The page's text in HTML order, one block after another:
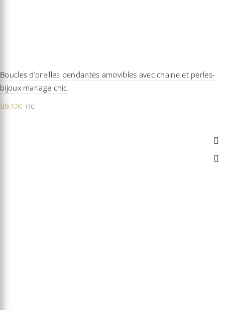
Boucles d’oreilles pendantes amovibles avec chaine et perles-
bijoux mariage chic.
39,10€ TTC